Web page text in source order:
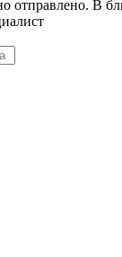
отправлено. В